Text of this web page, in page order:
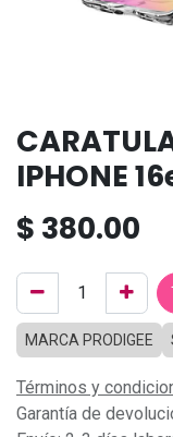
IPHONE
$ 380.00
MARCA PRODIGEE
Términos y
Garantía de